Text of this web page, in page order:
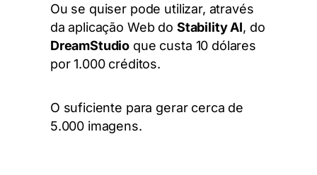
Ou se quiser pode utilizar, através
da aplicação Web do Stability AI, do
DreamStudio que custa 10 dólares
por 1.000 créditos.
O suficiente para gerar cerca de
5.000 imagens.